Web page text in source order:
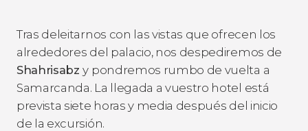
Tras deleitarnos con las vistas que ofrecen los
alrededores del palacio, nos despediremos de
Shahrisabzy pondremos rumbo de vuelta a
Samarcanda. La llegada a vuestro hotel está
prevista siete horas y media después del inicio
de la excursión.